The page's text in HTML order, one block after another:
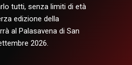
tutti, senza limiti di età
edizione della
al Palasavena di San
2026.